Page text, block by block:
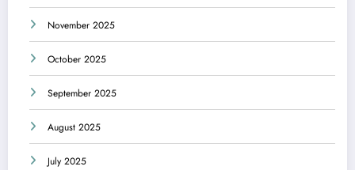
November 2025
October 2025
September 2025
August 2025
July 2025